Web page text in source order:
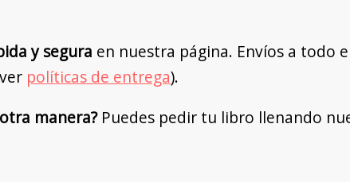
y segura en nuestra página. Envíos a todo
políticas de entrega).
manera?Puedes pedir tu libro llenando